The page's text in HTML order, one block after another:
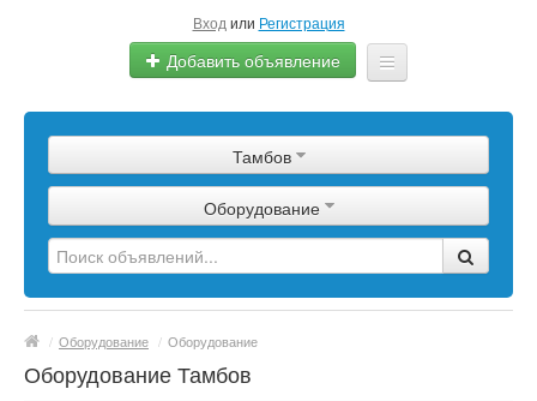
Вход или Регистрация
Добавить объявление
Сырье
Изделия
Оборудование
Еще
Тамбов
Оборудование
/ Оборудование / Оборудование
Оборудование Тамбов